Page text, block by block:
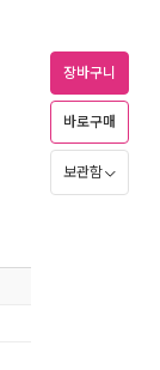
장바구니
바로구매
보관함